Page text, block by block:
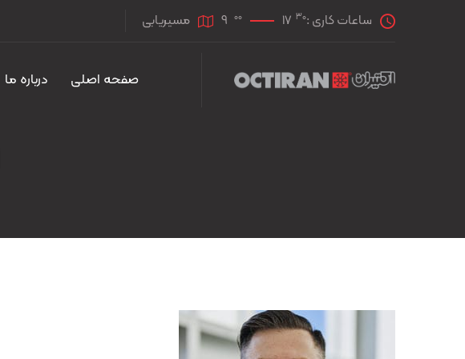
ساعات کاری : 17 30
9 00 مسیریابی
صفحه اصلی درباره ما